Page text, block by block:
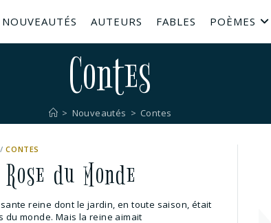
NOUVEAUTÉS AUTEURS FABLES POÈMES
Contes
> Nouveautés > Contes
/CONTES
du Monde
reine dont le jardin, en toute saison, était
monde. Mais la reine aimait